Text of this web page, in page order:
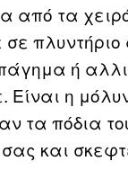
από τα
ή
η
τα πόδια
και